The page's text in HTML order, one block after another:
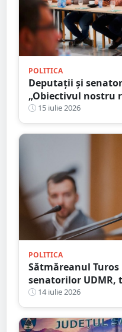
POLITICA
Deputații și
„Obiectivul nostru
comunitățile locale”
15 iulie 2026
POLITICA
Sătmăreanul
senatorilor UDMR,
alarmă cu privire la
țara într-o
14 iulie 2026